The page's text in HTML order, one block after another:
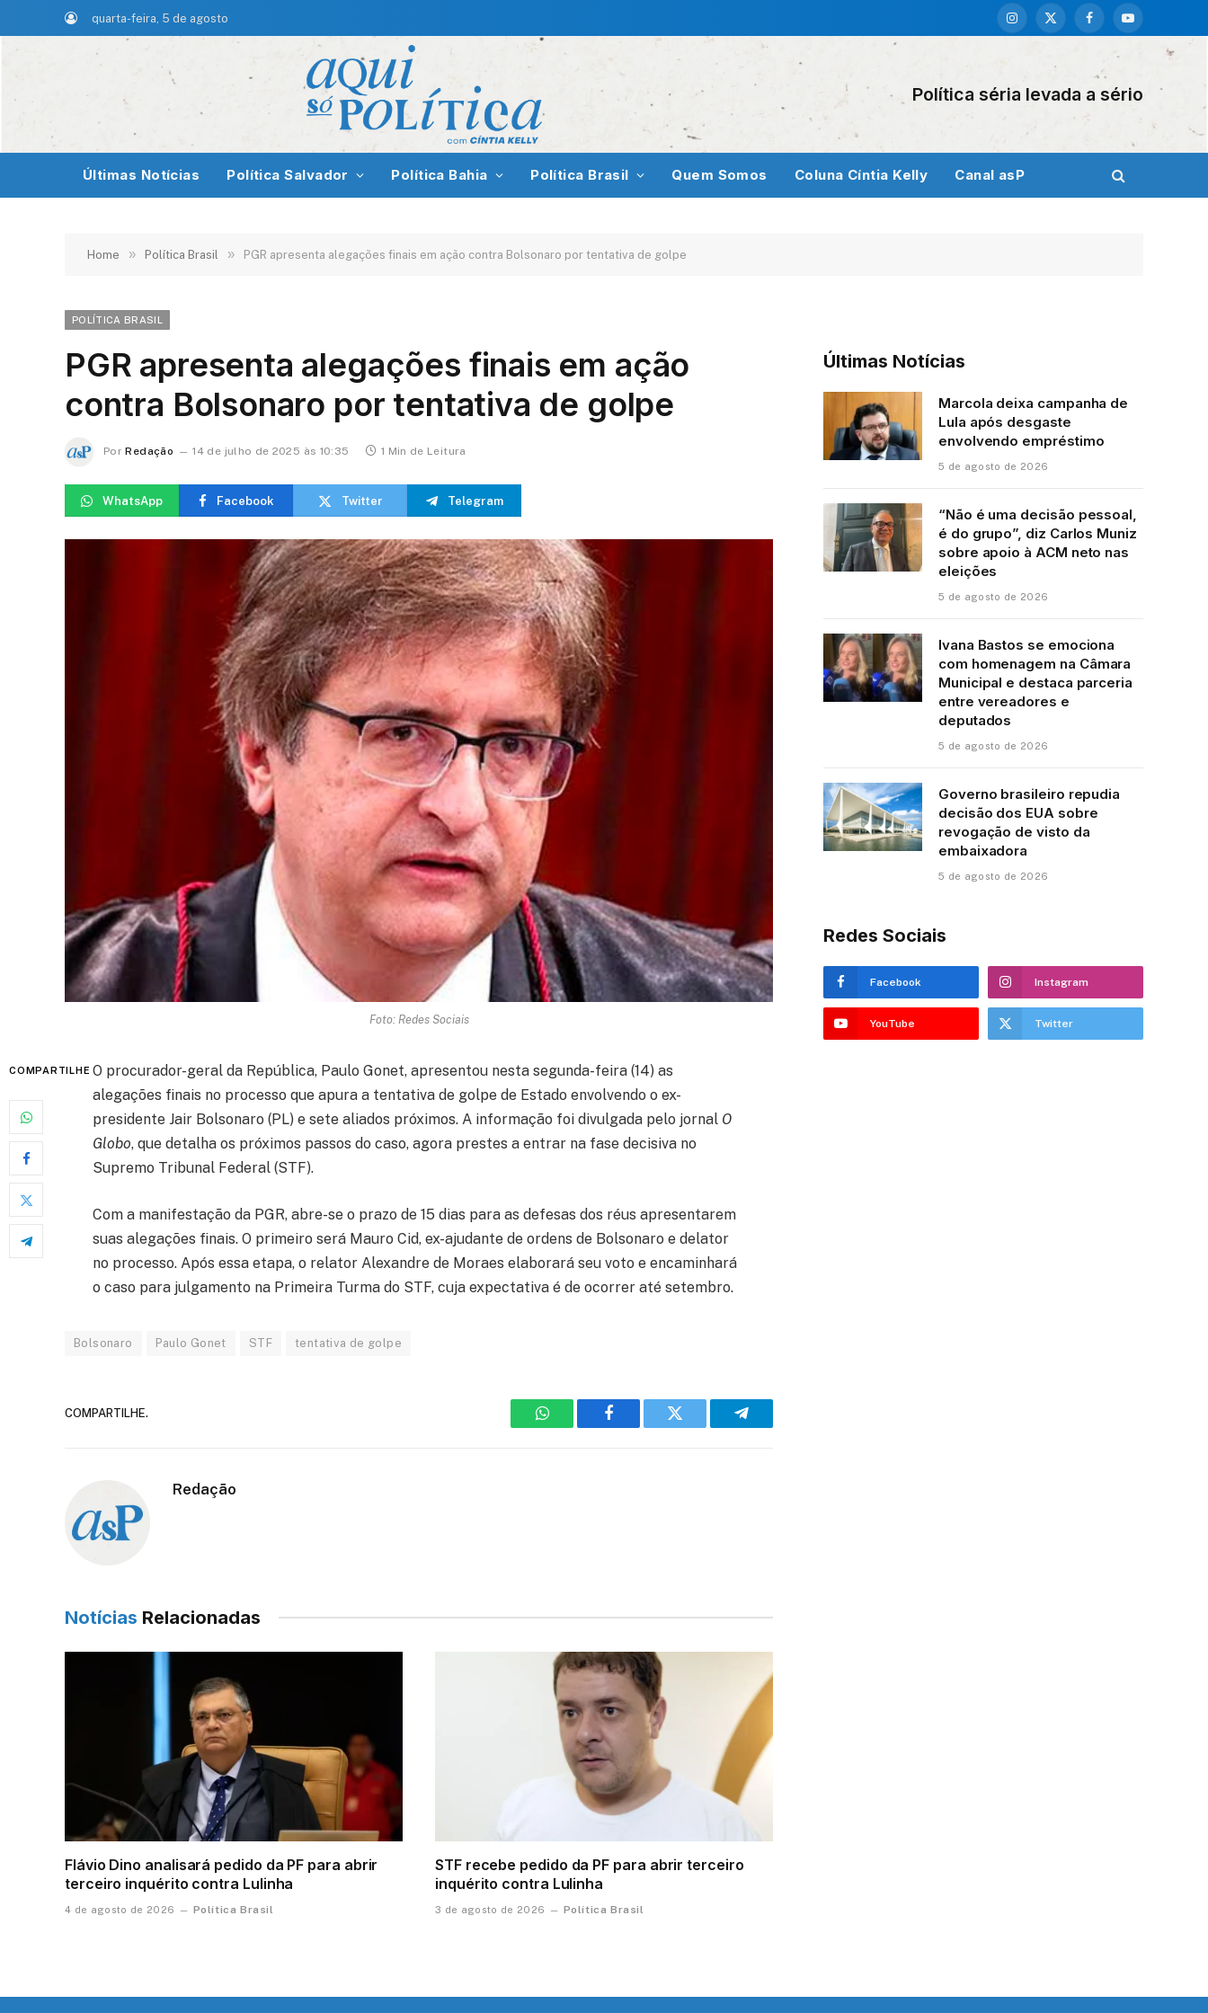
quarta-feira, 5 de agosto
Instagram
X
FacebookYouTube
Política séria levada a sério
Últimas Notícias Política Salvador Política Bahia Política Brasil Quem Somos Coluna Cíntia Kelly Canal asP
Home » Política Brasil » PGR apresenta alegações finais em ação contra Bolsonaro por tentativa de golpe
POLÍTICA BRASIL
PGR apresenta alegações finais em ação
contra Bolsonaro por tentativa de golpe
Por Redação 14 de julho de 2025 às 10:35 1 Min de Leitura
WhatsApp Facebook Twitter Telegram
Foto: Redes Sociais
COMPARTILHE O procurador-geral da República, Paulo Gonet, apresentou nesta segunda-feira (14) as
alegações finais no processo que apura a tentativa de golpe de Estado envolvendo o ex-
presidente Jair Bolsonaro (PL) e sete aliados próximos. A informação foi divulgada pelo jornal O
Globo, que detalha os próximos passos do caso, agora prestes a entrar na fase decisiva no
Supremo Tribunal Federal (STF).
Com a manifestação da PGR, abre-se o prazo de 15 dias para as defesas dos réus apresentarem
suas alegações finais. O primeiro será Mauro Cid, ex-ajudante de ordens de Bolsonaro e delator
no processo. Após essa etapa, o relator Alexandre de Moraes elaborará seu voto e encaminhará
o caso para julgamento na Primeira Turma do STF, cuja expectativa é de ocorrer até setembro.
Bolsonaro Paulo Gonet STF tentativa de golpe
COMPARTILHE.
WhatsAppFacebook Twitter Telegram
Redação
Notícias Relacionadas
Flávio Dino analisará pedido da PF para abrir
terceiro inquérito contra Lulinha
4 de agosto de 2026 Política Brasil
STF recebe pedido da PF para abrir terceiro
inquérito contra Lulinha
3 de agosto de 2026 Política Brasil
Últimas Notícias
Marcola deixa campanha de
Lula após desgaste
envolvendo empréstimo
5 de agosto de 2026
“Não é uma decisão pessoal,
é do grupo”, diz Carlos Muniz
sobre apoio à ACM neto nas
eleições
5 de agosto de 2026
Ivana Bastos se emociona
com homenagem na Câmara
Municipal e destaca parceria
entre vereadores e
deputados
5 de agosto de 2026
Governo brasileiro repudia
decisão dos EUA sobre
revogação de visto da
embaixadora
5 de agosto de 2026
Redes Sociais
Facebook Instagram
YouTube Twitter